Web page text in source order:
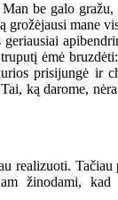
be galo
mane
ėmė
prisijungė ir
ką darome,
realizuoti. Tačiau
žinodami,